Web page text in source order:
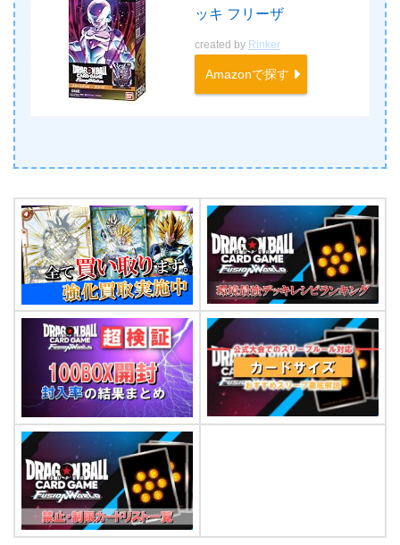
ッキ フリーザ
created by Rinker
Amazonで探す